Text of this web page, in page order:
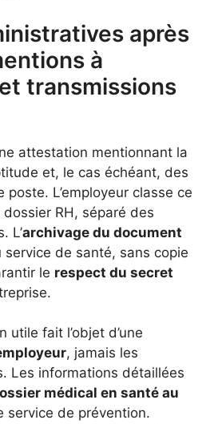
après
à
transmissions
attestation mentionnant la
et, le cas échéant, des
poste. L’employeur classe ce
RH, séparé des
L’archivage du document
service de santé, sans copie
le respect du secret
utile fait l’objet d’une
, jamais les
Les informations détaillées
médical en santé au
service de prévention.